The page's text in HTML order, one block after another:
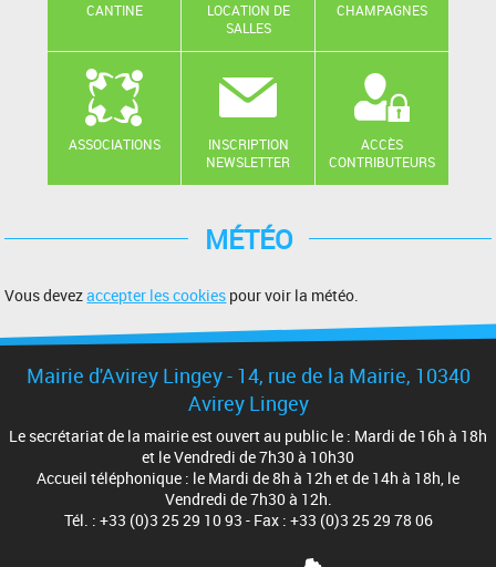
CANTINE
LOCATION DE
SALLES
CHAMPAGNES
ASSOCIATIONS
INSCRIPTION
NEWSLETTER
ACCÈS
CONTRIBUTEURS
MÉTÉO
Vous devezaccepter les cookies pour voir la météo.
Mairie d'Avirey Lingey - 14, rue de la Mairie, 10340
Avirey Lingey
Le secrétariat de la mairie est ouvert au public le : Mardi de 16h à 18h
et le Vendredi de 7h30 à 10h30
Accueil téléphonique : le Mardi de 8h à 12h et de 14h à 18h, le
Vendredi de 7h30 à 12h.
Tél. : +33 (0)3 25 29 10 93 - Fax : +33 (0)3 25 29 78 06